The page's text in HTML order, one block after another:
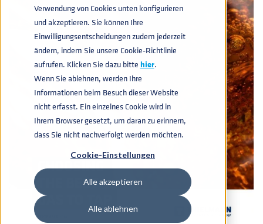
Verwendung von Cookies unten konfigurieren
und akzeptieren. Sie können Ihre
Einwilligungsentscheidungen zudem jederzeit
ändern, indem Sie unsere Cookie-Richtlinie
aufrufen. Klicken Sie dazu bitte hier.
Wenn Sie ablehnen, werden Ihre
Informationen beim Besuch dieser Website
nicht erfasst. Ein einzelnes Cookie wird in
Ihrem Browser gesetzt, um daran zu erinnern,
dass Sie nicht nachverfolgt werden möchten.
Cookie-Einstellungen
Alle akzeptieren
Alle ablehnen